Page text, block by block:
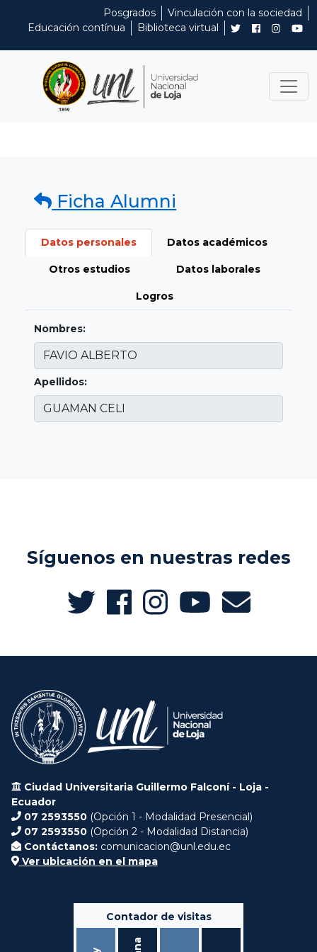
Posgrados
Vinculación con la sociedad
Educación contínua
Biblioteca virtual
Ficha Alumni
Datos personales Datos académicos
Otros estudios Datos laborales
Logros
Nombres:
Apellidos:
Síguenos en nuestras redes
Ciudad Universitaria Guillermo Falconí - Loja -
Ecuador
07 2593550 (Opción 1 - Modalidad Presencial)
07 2593550 (Opción 2 - Modalidad Distancia)
Contáctanos: comunicacion@unl.edu.ec
Ver ubicación en el mapa
Contador de visitas